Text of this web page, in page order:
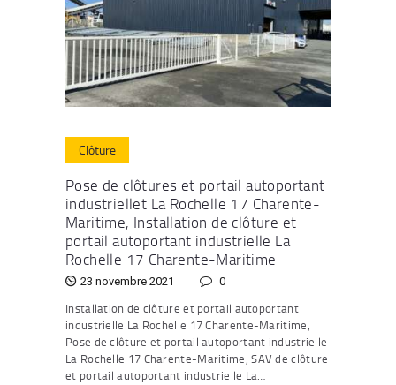
Clôture
Pose de clôtures et portail autoportant
industriellet La Rochelle 17 Charente-
Maritime, Installation de clôture et
portail autoportant industrielle La
Rochelle 17 Charente-Maritime
23 novembre 2021 0
Installation de clôture et portail autoportant
industrielle La Rochelle 17 Charente-Maritime,
Pose de clôture et portail autoportant industrielle
La Rochelle 17 Charente-Maritime, SAV de clôture
et portail autoportant industrielle La…